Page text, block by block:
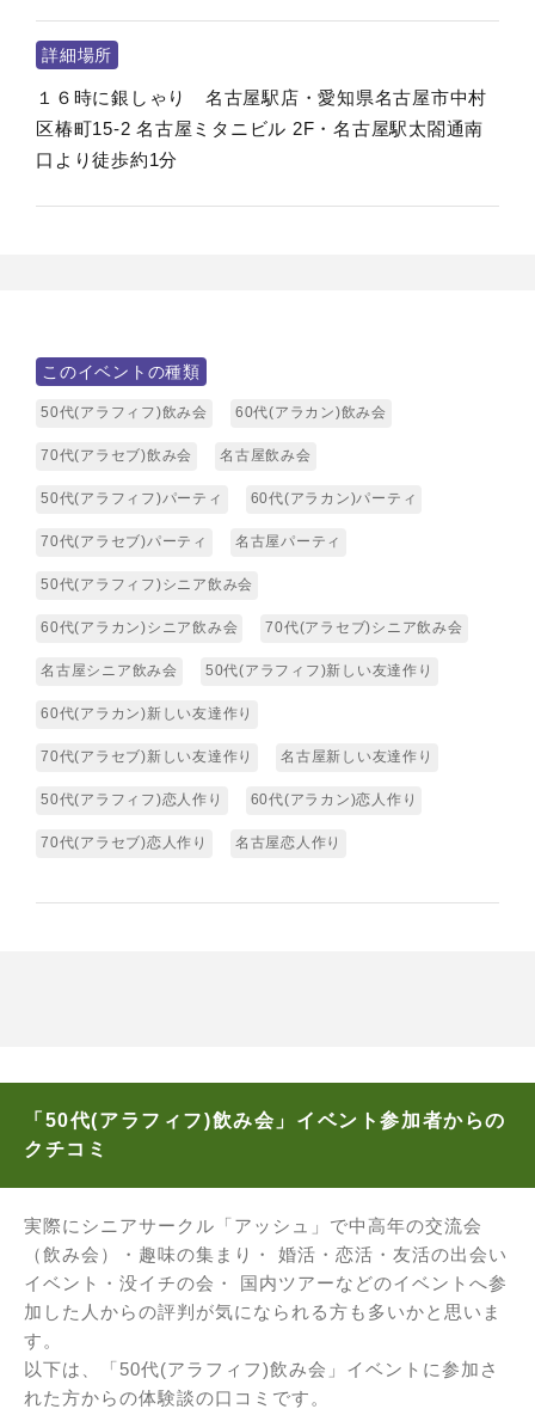
詳細場所
１６時に銀しゃり 名古屋駅店・愛知県名古屋市中村
区椿町15-2 名古屋ミタニビル 2F・名古屋駅太閤通南
口より徒歩約1分
このイベントの種類
50代(アラフィフ)飲み会 60代(アラカン)飲み会
70代(アラセブ)飲み会 名古屋飲み会
50代(アラフィフ)パーティ 60代(アラカン)パーティ
70代(アラセブ)パーティ 名古屋パーティ
50代(アラフィフ)シニア飲み会
60代(アラカン)シニア飲み会 70代(アラセブ)シニア飲み会
名古屋シニア飲み会 50代(アラフィフ)新しい友達作り
60代(アラカン)新しい友達作り
70代(アラセブ)新しい友達作り 名古屋新しい友達作り
50代(アラフィフ)恋人作り 60代(アラカン)恋人作り
70代(アラセブ)恋人作り 名古屋恋人作り
「50代(アラフィフ)飲み会」イベント参加者からの
クチコミ
実際にシニアサークル「アッシュ」で中高年の交流会
（飲み会）・趣味の集まり・ 婚活・恋活・友活の出会い
イベント・没イチの会・ 国内ツアーなどのイベントへ参
加した人からの評判が気になられる方も多いかと思いま
す。
以下は、「50代(アラフィフ)飲み会」イベントに参加さ
れた方からの体験談の口コミです。